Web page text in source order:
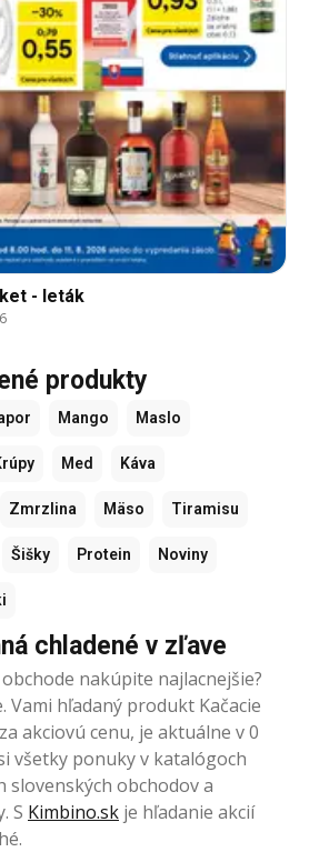
- leták
produkty
Mango Maslo
Med Káva
Zmrzlina Mäso Tiramisu
Šišky Protein Noviny
chladené v zľave
nakúpite najlacnejšie?
Vami hľadaný produkt Kačacie
akciovú cenu, je aktuálne v 0
všetky ponuky v katalógoch
slovenských obchodov a
S Kimbino.sk je hľadanie akcií